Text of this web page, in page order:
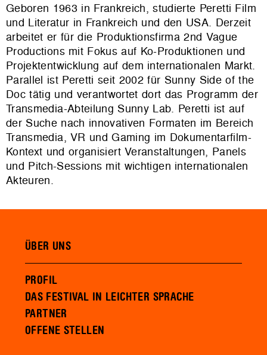
Geboren 1963 in Frankreich, studierte Peretti Film
und Literatur in Frankreich und den USA. Derzeit
arbeitet er für die Produktionsfirma 2nd Vague
Productions mit Fokus auf Ko-Produktionen und
Projektentwicklung auf dem internationalen Markt.
Parallel ist Peretti seit 2002 für Sunny Side of the
Doc tätig und verantwortet dort das Programm der
Transmedia-Abteilung Sunny Lab. Peretti ist auf
der Suche nach innovativen Formaten im Bereich
Transmedia, VR und Gaming im Dokumentarfilm-
Kontext und organisiert Veranstaltungen, Panels
und Pitch-Sessions mit wichtigen internationalen
Akteuren.
ÜBER UNS
PROFIL
DAS FESTIVAL IN LEICHTER SPRACHE
PARTNER
OFFENE STELLEN